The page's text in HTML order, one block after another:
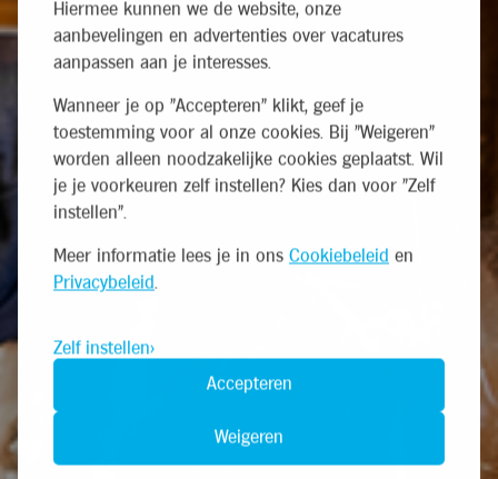
Hiermee kunnen we de website, onze
aanbevelingen en advertenties over vacatures
aanpassen aan je interesses.
Wanneer je op "Accepteren" klikt, geef je
toestemming voor al onze cookies. Bij "Weigeren"
worden alleen noodzakelijke cookies geplaatst. Wil
je je voorkeuren zelf instellen? Kies dan voor "Zelf
instellen".
Meer informatie lees je in ons Cookiebeleid en
Privacybeleid.
Zelf instellen
Weigeren
Accepteren